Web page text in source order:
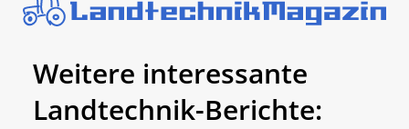
Weitere interessante
Landtechnik-Berichte: